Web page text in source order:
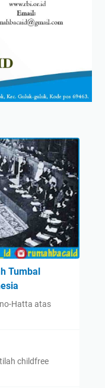
Tumbal
Hatta atas
childfree